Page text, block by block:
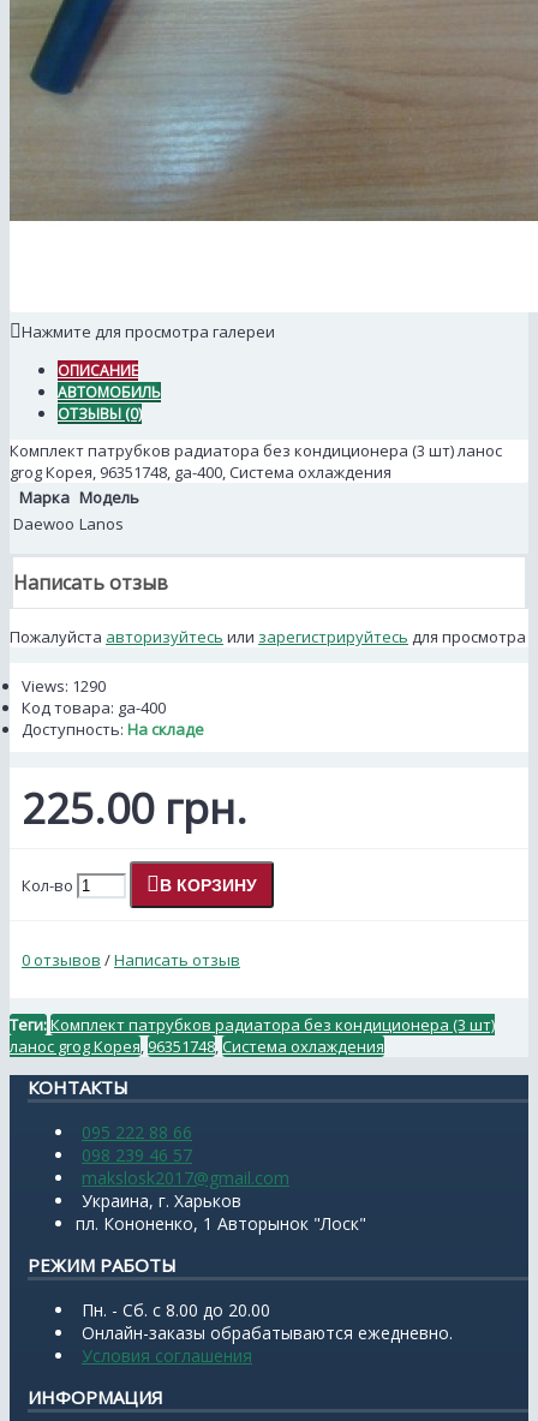
Нажмите для просмотра галереи
ОПИСАНИЕ
АВТОМОБИЛЬ
ОТЗЫВЫ (0)
Комплект патрубков радиатора без кондиционера (3 шт) ланос
grog Корея, 96351748, ga-400, Система охлаждения
Марка Модель
Daewoo Lanos
Написать отзыв
Пожалуйста авторизуйтесь или зарегистрируйтесь для просмотра
Views: 1290
Код товара: ga-400
Доступность: На складе
225.00 грн.
Кол-во В КОРЗИНУ
0 отзывов /Написать отзыв
Теги:Комплект патрубков радиатора без кондиционера (3 шт)
ланос grog Корея 96351748 Система охлаждения
КОНТАКТЫ
095 222 88 66
098 239 46 57
makslosk2017@gmail.com
Украина, г. Харьков
пл. Кононенко, 1 Авторынок "Лоск"
РЕЖИМ РАБОТЫ
Пн. - Сб. с 8.00 до 20.00
Онлайн-заказы обрабатываются ежедневно.
Условия соглашения
ИНФОРМАЦИЯ